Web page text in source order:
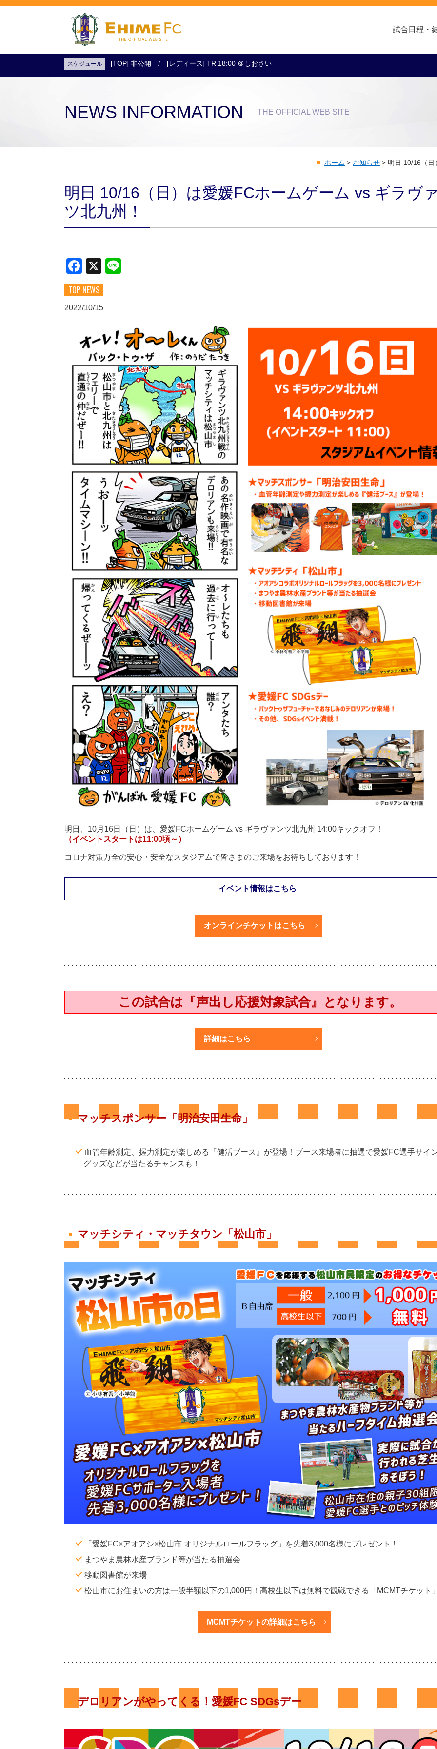
試合日程・
試合日程・結果 アクセス クラブ・会社情報
スケジュール [TOP] 非公開 [レディース] TR 18:00 ＠しおさい
NEWS INFORMATION THE OFFICIAL WEB SITE
ホーム > お知らせ > 明日 10/16（日
明日 10/16（日）は愛媛FCホームゲーム vs ギラヴ
ツ北九州！
Facebook
X
TOP NEWS
2022/10/15
明日、10月16日（日）は、愛媛FCホームゲーム vs ギラヴァンツ北九州 14:00キックオフ！
（イベントスタートは11:00頃～）
コロナ対策万全の安心・安全なスタジアムで皆さまのご来場をお待ちしております！
イベント情報はこちら
オンラインチケットはこちら
この試合は『声出し応援対象試合』となります。
詳細はこちら
マッチスポンサー「明治安田生命」
血管年齢測定、握力測定が楽しめる『健活ブース』が登場！ブース来場者に抽選で愛媛FC選手サイ
グッズなどが当たるチャンスも！
マッチシティ・マッチタウン「松山市」
「愛媛FC×アオアシ×松山市 オリジナルロールフラッグ」を先着3,000名様にプレゼント！
まつやま農林水産ブランド等が当たる抽選会
移動図書館が来場
松山市にお住まいの方は一般半額以下の1,000円！高校生以下は無料で観戦できる「MCMTチケット
MCMTチケットの詳細はこちら
デロリアンがやってくる！愛媛FC SDGsデー